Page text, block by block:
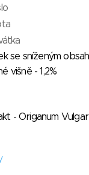
se sníženým
višně - 1,2%
- Origanum